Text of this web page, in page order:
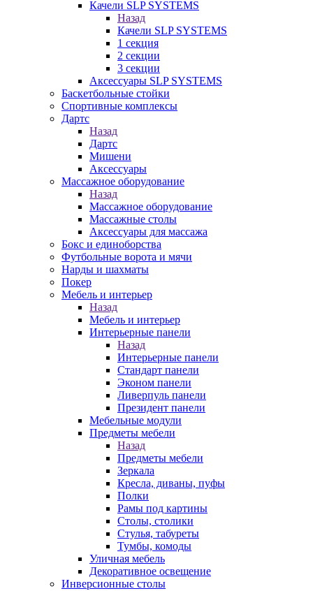
Качели SLP SYSTEMS
Назад
Качели SLP SYSTEMS
1 секция
2 секции
3 секции
Аксессуары SLP SYSTEMS
Баскетбольные стойки
Спортивные комплексы
Дартс
Назад
Дартс
Мишени
Аксессуары
Массажное оборудование
Назад
Массажное оборудование
Массажные столы
Аксессуары для массажа
Бокс и единоборства
Футбольные ворота и мячи
Нарды и шахматы
Покер
Мебель и интерьер
Назад
Мебель и интерьер
Интерьерные панели
Назад
Интерьерные панели
Стандарт панели
Эконом панели
Ливерпуль панели
Президент панели
Мебельные модули
Предметы мебели
Назад
Предметы мебели
Зеркала
Кресла, диваны, пуфы
Полки
Рамы под картины
Столы, столики
Стулья, табуреты
Тумбы, комоды
Уличная мебель
Декоративное освещение
Инверсионные столы